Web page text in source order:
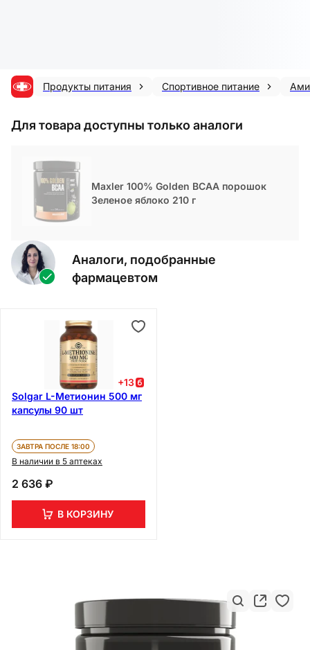
Продукты питания Спортивное питание
Для товара доступны только аналоги
Maxler 100% Golden BCAA порошок
Зеленое яблоко 210 г
Аналоги, подобранные
фармацевтом
+13
Solgar L-Метионин 500 мг
капсулы 90 шт
ЗАВТРА ПОСЛЕ 18:00
В наличии в 5 аптеках
2 636 ₽
В КОРЗИНУ